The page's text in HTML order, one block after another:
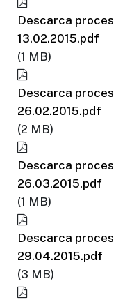
Descarca
13.02.2015.pdf
(1 MB)
Descarca
26.02.2015.pdf
(2 MB)
Descarca
26.03.2015.pdf
(1 MB)
Descarca
29.04.2015.pdf
(3 MB)